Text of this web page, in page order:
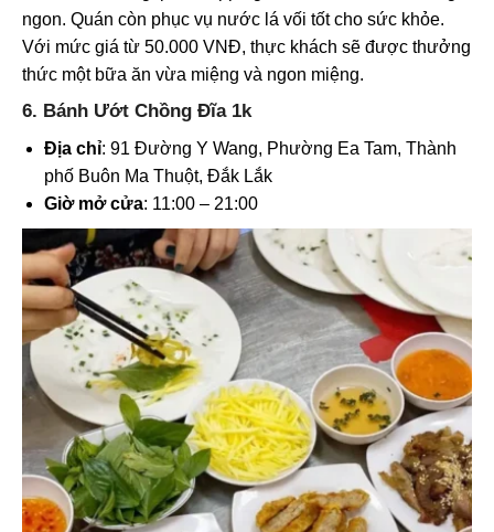
ngon. Quán còn phục vụ nước lá vối tốt cho sức khỏe.
Với mức giá từ 50.000 VNĐ, thực khách sẽ được thưởng
thức một bữa ăn vừa miệng và ngon miệng.
6. Bánh Ướt Chồng Đĩa 1k
Địa chỉ: 91 Đường Y Wang, Phường Ea Tam, Thành
phố Buôn Ma Thuột, Đắk Lắk
Giờ mở cửa: 11:00 – 21:00